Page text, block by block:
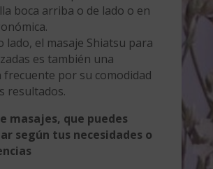
boca arriba o de lado o en
lado, el masaje Shiatsu para
es también una
frecuente por su comodidad
resultados.
masajes, que puedes
según tus necesidades o